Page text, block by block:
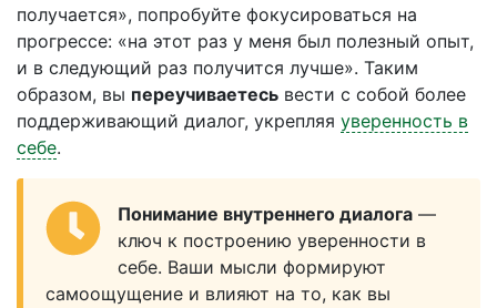
получается», попробуйте фокусироваться на
прогрессе: «на этот раз у меня был полезный опыт,
и в следующий раз получится лучше». Таким
образом, вы переучиваетесь вести с собой более
поддерживающий диалог, укрепляя уверенность в
себе.
Понимание внутреннего диалога —
ключ к построению уверенности в
себе. Ваши мысли формируют
самоощущение и влияют на то, как вы